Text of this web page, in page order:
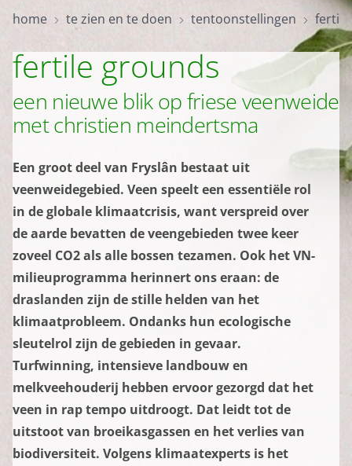
home
bezoekinfo
te zien en te doen
collectie
onderwijs
over het museum
home te zien en te doen tentoonstellingen fertile
fertile grounds
een nieuwe blik op friese veenweide
met christien meindertsma
Een groot deel van Fryslân bestaat uit
veenweidegebied. Veen speelt een essentiële rol
in de globale klimaatcrisis, want verspreid over
de aarde bevatten de veengebieden twee keer
zoveel CO2 als alle bossen tezamen. Ook het VN-
milieuprogramma herinnert ons eraan: de
draslanden zijn de stille helden van het
klimaatprobleem. Ondanks hun ecologische
sleutelrol zijn de gebieden in gevaar.
Turfwinning, intensieve landbouw en
melkveehouderij hebben ervoor gezorgd dat het
veen in rap tempo uitdroogt. Dat leidt tot de
uitstoot van broeikasgassen en het verlies van
biodiversiteit. Volgens klimaatexperts is het